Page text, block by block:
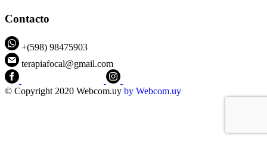
Contacto
+(598) 98475903
terapiafocal@gmail.com
© Copyright 2020 Webcom.uy by Webcom.uy